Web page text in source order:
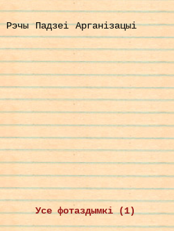
Рэчы Падзеі Арганізацыі
Усе фотаздымкі (1)